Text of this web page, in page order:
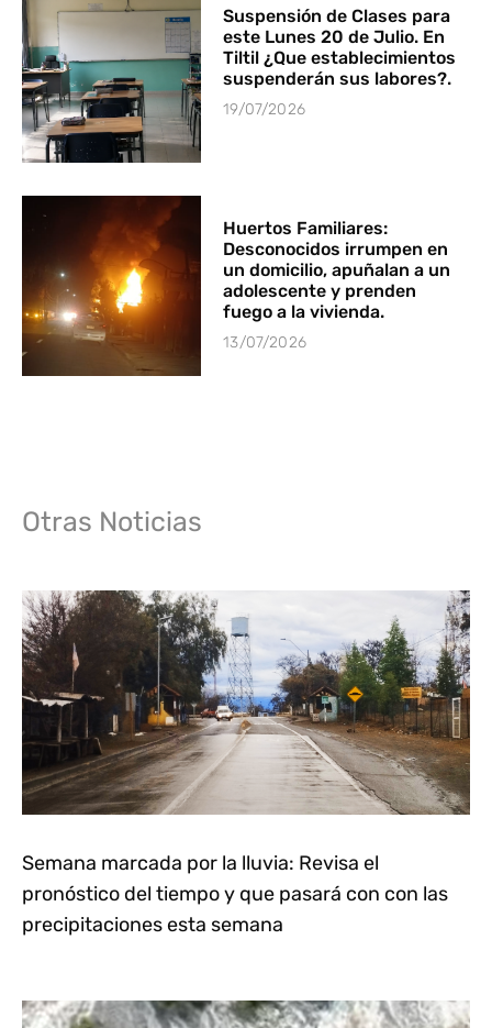
Suspensión de Clases para
este Lunes 20 de Julio. En
Tiltil ¿Que establecimientos
suspenderán sus labores?.
19/07/2026
Huertos Familiares:
Desconocidos irrumpen en
un domicilio, apuñalan a un
adolescente y prenden
fuego a la vivienda.
13/07/2026
Otras Noticias
Semana marcada por la lluvia: Revisa el
pronóstico del tiempo y que pasará con con las
precipitaciones esta semana